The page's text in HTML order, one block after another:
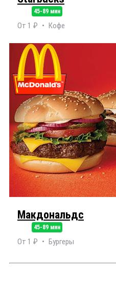
45-89 мин
От 1 ₽ Кофе
Макдональдс
45-89 мин
От 1 ₽ Бургеры